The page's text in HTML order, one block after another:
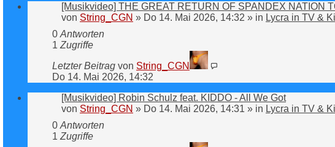
[Musikvideo] THE GREAT RETURN OF SPANDEX NATION
von String_CGN » Do 14. Mai 2026, 14:32 » in Lycra in TV &
0 Antworten
1 Zugriffe
Letzter Beitrag von String_CGN
Do 14. Mai 2026, 14:32
[Musikvideo] Robin Schulz feat. KIDDO - All We Got
von String_CGN » Do 14. Mai 2026, 14:31 » in Lycra in TV &
0 Antworten
1 Zugriffe